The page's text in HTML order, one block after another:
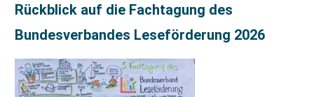
Rückblick auf die Fachtagung des
Bundesverbandes Leseförderung 2026